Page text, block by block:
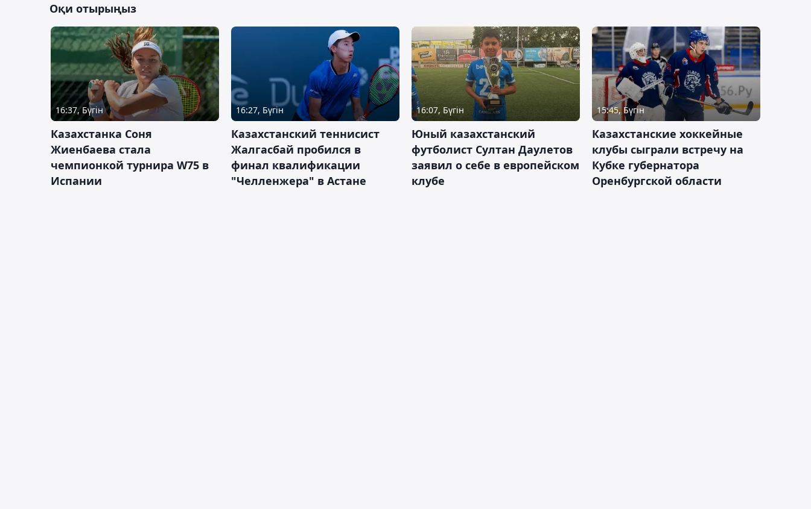
Оқи отырыңыз
16:37, Бүгін
Казахстанка Соня
Жиенбаева стала
чемпионкой турнира W75 в
Испании
16:27, Бүгін
Казахстанский теннисист
Жалгасбай пробился в
финал квалификации
"Челленжера" в Астане
16:07, Бүгін
Юный казахстанский
футболист Султан Даулетов
заявил о себе в европейском
клубе
15:45, Бүгін
Казахстанские хоккейные
клубы сыграли встречу на
Кубке губернатора
Оренбургской области